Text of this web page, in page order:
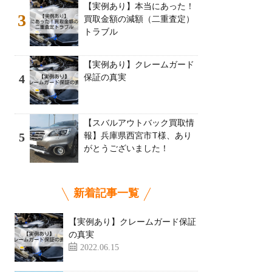
3
【実例あり】本当にあった！
買取金額の減額（二重査定）
トラブル
4
【実例あり】クレームガード
保証の真実
5
【スバルアウトバック買取情
報】兵庫県西宮市T様、あり
がとうございました！
新着記事一覧
【実例あり】クレームガード保証
の真実
2022.06.15